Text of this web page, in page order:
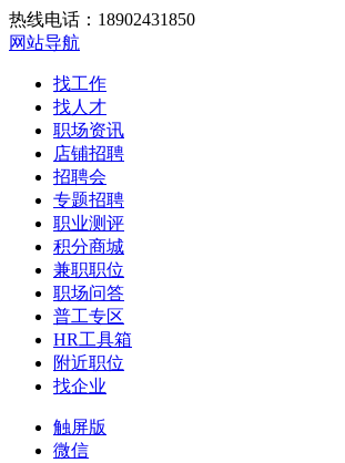
热线电话：18902431850
网站导航
找工作
找人才
职场资讯
店铺招聘
招聘会
专题招聘
职业测评
积分商城
兼职职位
职场问答
普工专区
HR工具箱
附近职位
找企业
触屏版
微信